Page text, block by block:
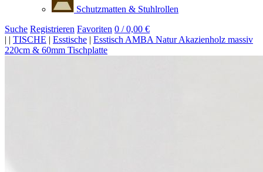
Schutzmatten & Stuhlrollen
Suche Registrieren Favoriten 0 / 0,00 €
| | TISCHE | Esstische | Esstisch AMBA Natur Akazienholz massiv
220cm & 60mm Tischplatte